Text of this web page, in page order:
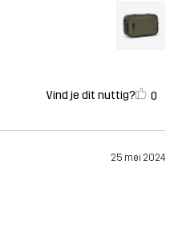
Vind je dit nuttig? 0
25 mei 2024